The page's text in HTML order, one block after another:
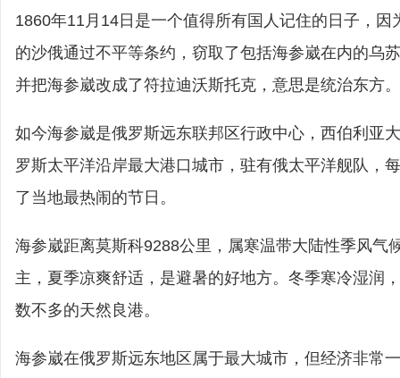
1860年11月14日是一个值得所有国人记住的日子，因
的沙俄通过不平等条约，窃取了包括海参崴在内的乌
并把海参崴改成了符拉迪沃斯托克，意思是统治东方。
如今海参崴是俄罗斯远东联邦区行政中心，西伯利亚
罗斯太平洋沿岸最大港口城市，驻有俄太平洋舰队，
了当地最热闹的节日。
海参崴距离莫斯科9288公里，属寒温带大陆性季风气
主，夏季凉爽舒适，是避暑的好地方。冬季寒冷湿润
数不多的天然良港。
海参崴在俄罗斯远东地区属于最大城市，但经济非常